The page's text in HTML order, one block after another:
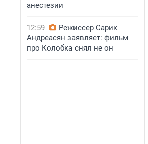
анестезии
12:59
Режиссер Сарик
Андреасян заявляет: фильм
про Колобка снял не он